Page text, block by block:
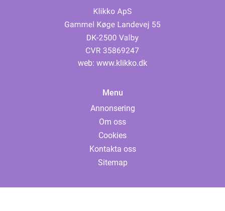
web: www.klikko.dk
Menu
Annonsering
Om oss
Cookies
Kontakta oss
Sitemap